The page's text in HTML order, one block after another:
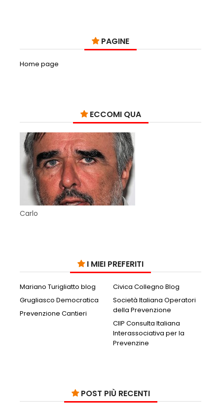
PAGINE
Home page
ECCOMI QUA
Carlo
I MIEI PREFERITI
Mariano Turigliatto blog
Civica Collegno Blog
Grugliasco Democratica
Società Italiana Operatori
della Prevenzione
Prevenzione Cantieri
CIIP Consulta Italiana
Interassociativa per la
Prevenzine
POST PIÙ RECENTI